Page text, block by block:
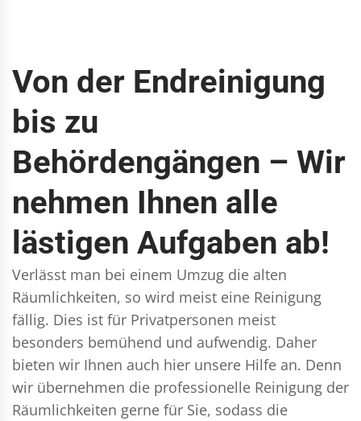
Von der Endreinigung
bis zu
Behördengängen – Wir
nehmen Ihnen alle
lästigen Aufgaben ab!
Verlässt man bei einem Umzug die alten
Räumlichkeiten, so wird meist eine Reinigung
fällig. Dies ist für Privatpersonen meist
besonders bemühend und aufwendig. Daher
bieten wir Ihnen auch hier unsere Hilfe an. Denn
wir übernehmen die professionelle Reinigung der
Räumlichkeiten gerne für Sie, sodass die